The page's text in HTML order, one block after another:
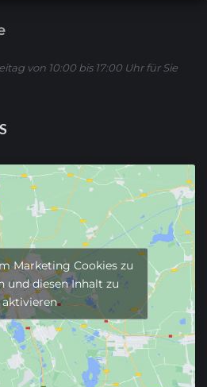
von 10:00 bis 17:00 Uhr für Sie
Marketing Cookies zu
und diesen Inhalt zu
aktivieren